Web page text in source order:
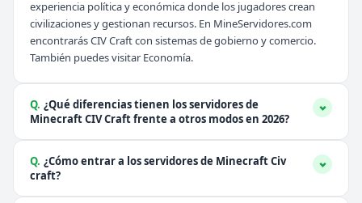
experiencia política y económica donde los jugadores crean
civilizaciones y gestionan recursos. En MineServidores.com
encontrarás CIV Craft con sistemas de gobierno y comercio.
También puedes visitar Economía.
Q. ¿Qué diferencias tienen los servidores de
Minecraft CIV Craft frente a otros modos en 2026?
Q. ¿Cómo entrar a los servidores de Minecraft Civ
craft?